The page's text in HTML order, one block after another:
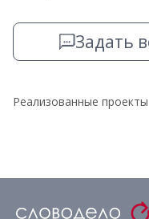
Задать
Реализованные проекты